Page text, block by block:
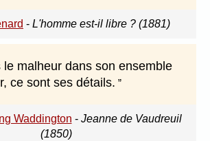
- L'homme est-il libre ? (1881)
le malheur dans son ensemble
ce sont ses détails.
Waddington - Jeanne de Vaudreuil
(1850)